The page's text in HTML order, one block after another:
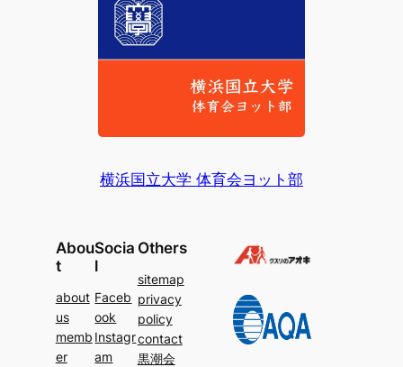
横浜国立大学 体育会ヨット部
Abou
t
about
us
memb
er
Socia
l
Faceb
ook
Instagr
am
Others
sitemap
privacy
policy
contact
黒潮会